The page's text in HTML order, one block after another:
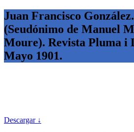
Juan Francisco
(Seudónimo de Manuel
Moure). Revista Pluma i
Mayo 1901.
Descargar ↓